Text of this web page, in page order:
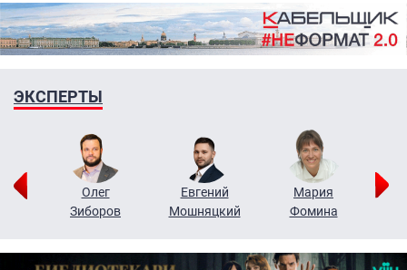
ЭКСПЕРТЫ
Олег
Зиборов
Евгений
Мошняцкий
Мария
Фомина